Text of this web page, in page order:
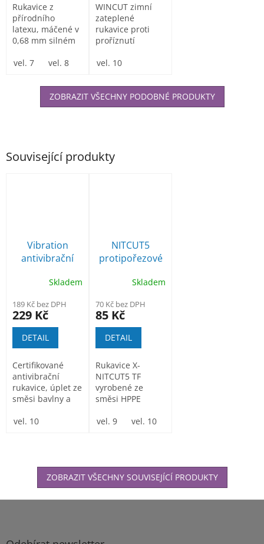
Související produkty
Vibration
antivibrační
Skladem
189 Kč bez DPH
229 Kč
DETAIL
Certifikované
antivibrační
rukavice, úplet ze
směsi bavlny a
latexové...
vel. 10
NITCUT5
protipořezové
rukavice
Skladem
70 Kč bez DPH
85 Kč
DETAIL
Rukavice X-
NITCUT5 TF
vyrobené ze
směsi HPPE
skleněných
vel. 9 vel. 10
ZOBRAZIT VŠECHNY SOUVISEJÍCÍ PRODUKTY
Rukavice z
přírodního
latexu, máčené v
0,68 mm silném
spolehlivou
vel. 7 vel. 8 vel. 9 vel. 10
WINCUT zimní
zateplené
rukavice proti
proříznutí
vel. 10
ZOBRAZIT VŠECHNY PODOBNÉ PRODUKTY
Z